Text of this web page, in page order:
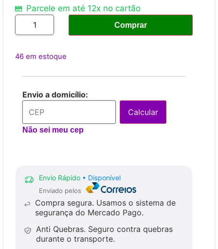
Parcele em até 12x no cartão
Comprar
46 em estoque
Envio a domicílio:
Calcular
Não sei meu cep
Envio Rápido • Disponível
Enviado pelos
Compra segura. Usamos o sistema de
segurança do Mercado Pago.
Anti Quebras. Seguro contra quebras
durante o transporte.